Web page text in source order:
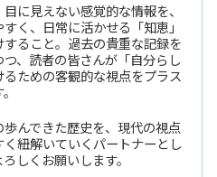
に見えない感覚的な情報を、
く、日常に活かせる「知恵」
すること。過去の貴重な記録を
、読者の皆さんが「自分らし
るための客観的な視点をプラス
歩んできた歴史を、現代の視点
紐解いていくパートナーとし
しくお願いします。